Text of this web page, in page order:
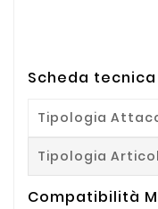
Scheda tecnica
Tipologia
Tipologia
Compatibilità